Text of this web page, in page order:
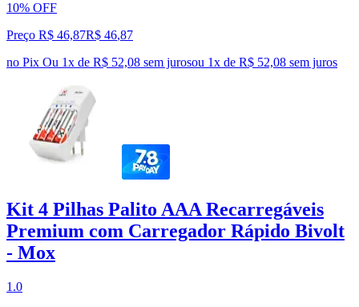
10% OFF
Preço R$ 46,87R$ 46,87
no Pix Ou 1x de R$ 52,08 sem jurosou 1x de R$ 52,08 sem juros
Kit 4 Pilhas Palito AAA Recarregáveis
Premium com Carregador Rápido Bivolt
- Mox
1.0